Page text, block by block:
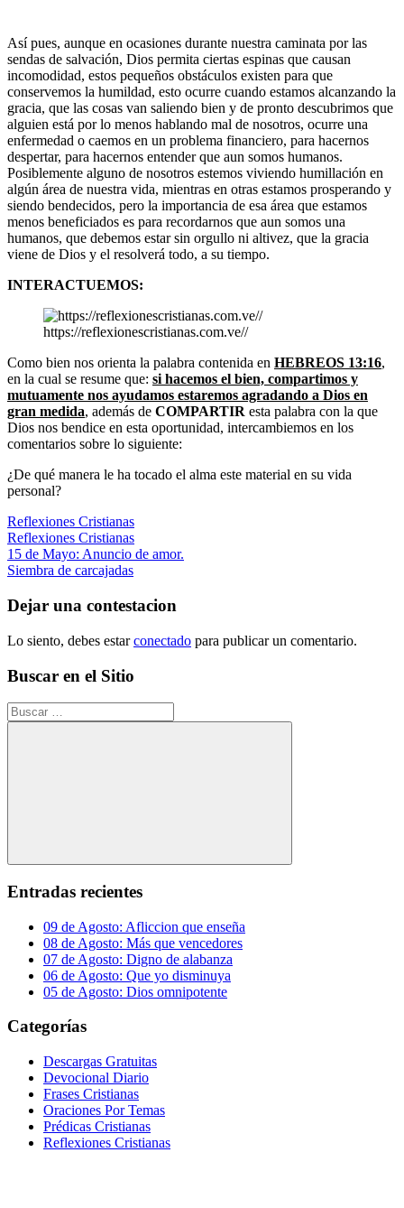
Así pues, aunque en ocasiones durante nuestra caminata por las
sendas de salvación, Dios permita ciertas espinas que causan
incomodidad, estos pequeños obstáculos existen para que
conservemos la humildad, esto ocurre cuando estamos alcanzando la
gracia, que las cosas van saliendo bien y de pronto descubrimos que
alguien está por lo menos hablando mal de nosotros, ocurre una
enfermedad o caemos en un problema financiero, para hacernos
despertar, para hacernos entender que aun somos humanos.
Posiblemente alguno de nosotros estemos viviendo humillación en
algún área de nuestra vida, mientras en otras estamos prosperando y
siendo bendecidos, pero la importancia de esa área que estamos
menos beneficiados es para recordarnos que aun somos una
humanos, que debemos estar sin orgullo ni altivez, que la gracia
viene de Dios y el resolverá todo, a su tiempo.
INTERACTUEMOS:
https://reflexionescristianas.com.ve//
Como bien nos orienta la palabra contenida en HEBREOS 13:16,
en la cual se resume que: si hacemos el bien, compartimos y
mutuamente nos ayudamos estaremos agradando a Dios en
gran medida, además de COMPARTIR esta palabra con la que
Dios nos bendice en esta oportunidad, intercambiemos en los
comentarios sobre lo siguiente:
¿De qué manera le ha tocado el alma este material en su vida
personal?
Reflexiones Cristianas
Reflexiones Cristianas
Navegación
de
entradas
Entrada
anterior:
15 de Mayo: Anuncio de amor.
Siguiente
Siembra de carcajadas
Dejar una contestacion
Lo siento, debes estarconectado para publicar un comentario.
Buscar en el Sitio
Buscar:
Buscar
Entradas recientes
09 de Agosto: Afliccion que enseña
08 de Agosto: Más que vencedores
07 de Agosto: Digno de alabanza
06 de Agosto: Que yo disminuya
05 de Agosto: Dios omnipotente
Categorías
Descargas Gratuitas
Devocional Diario
Frases Cristianas
Oraciones Por Temas
Prédicas Cristianas
Reflexiones Cristianas